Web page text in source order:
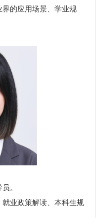
的应用场景、学业规
。
业政策解读、本科生规